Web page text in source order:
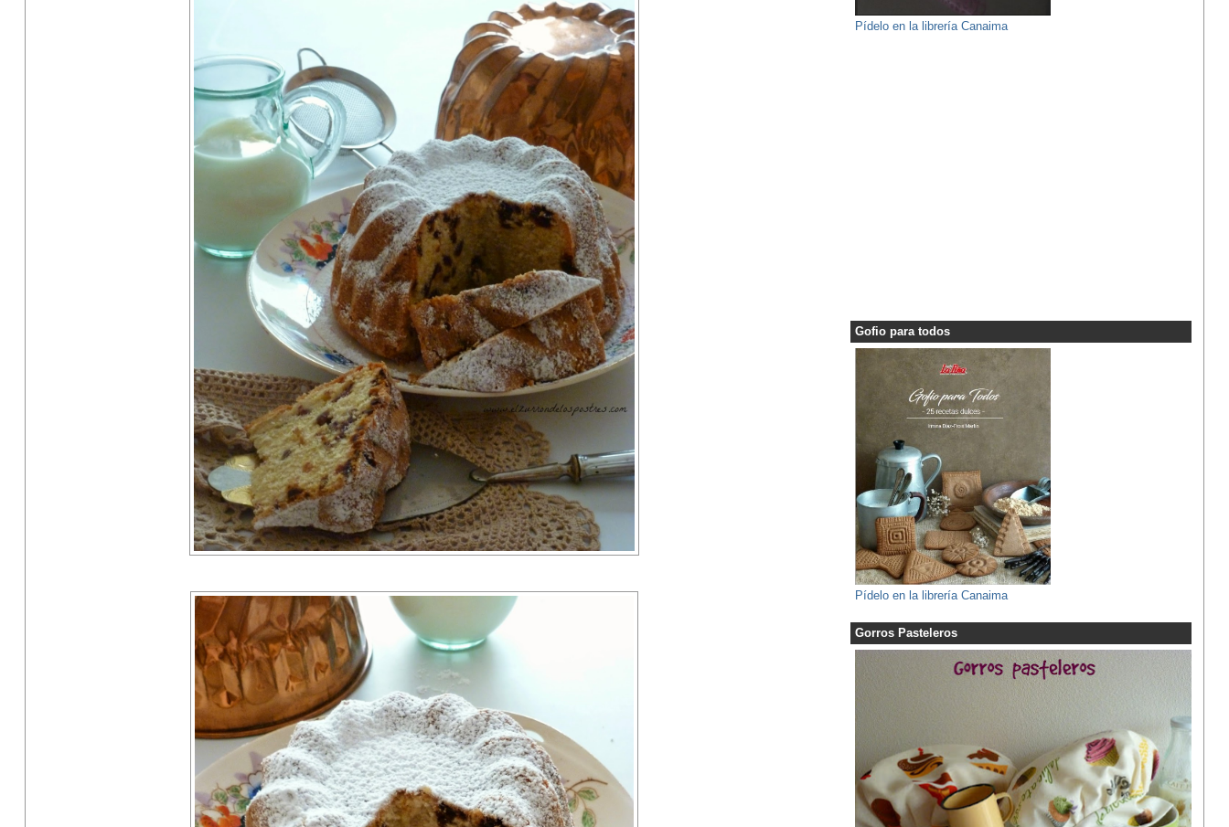
Pídelo en la librería Canaima
Gofio para todos
Pídelo en la librería Canaima
Gorros Pasteleros